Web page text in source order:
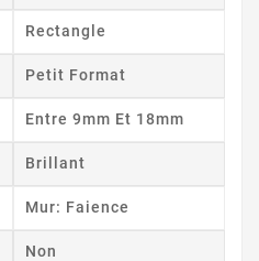
Rectangle
Petit Format
Entre 9mm Et 18mm
Brillant
Mur: Faience
Non